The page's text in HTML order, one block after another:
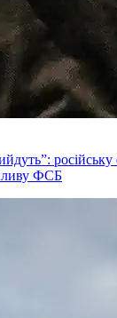
ФСБ